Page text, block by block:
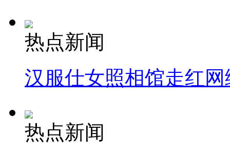
热点新闻
汉服仕女照相馆走红网
热点新闻